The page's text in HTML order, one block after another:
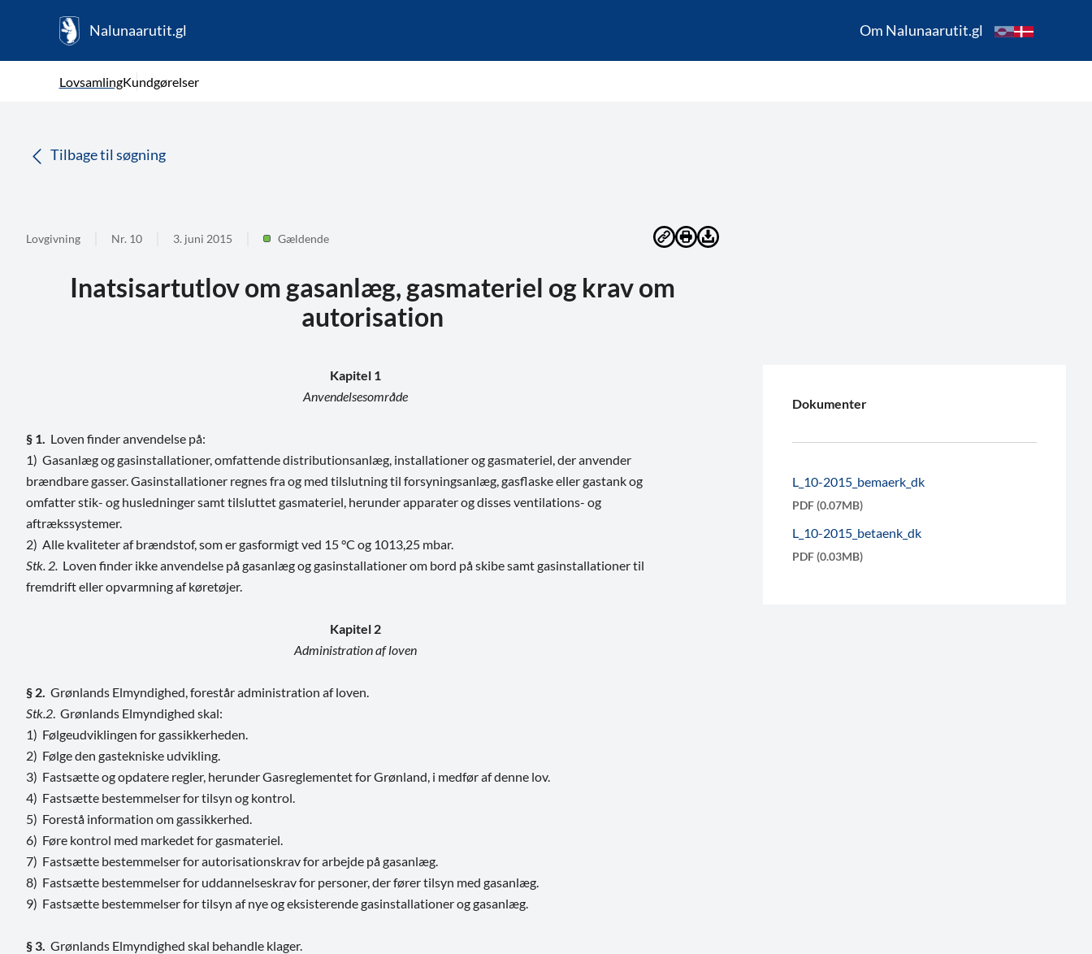
Nalunaarutit.gl Om Nalunaarutit.gl
LovsamlingKundgørelser
Tilbage til søgning
Lovgivning Nr. 10 3. juni 2015 Gældende
Inatsisartutlov om gasanlæg, gasmateriel og krav om
autorisation
Kapitel 1
Anvendelsesområde
§ 1. Loven finder anvendelse på:
1) Gasanlæg og gasinstallationer, omfattende distributionsanlæg, installationer og gasmateriel, der anvender
brændbare gasser. Gasinstallationer regnes fra og med tilslutning til forsyningsanlæg, gasflaske eller gastank og
omfatter stik- og husledninger samt tilsluttet gasmateriel, herunder apparater og disses ventilations- og
aftrækssystemer.
2) Alle kvaliteter af brændstof, som er gasformigt ved 15 °C og 1013,25 mbar.
Stk. 2. Loven finder ikke anvendelse på gasanlæg og gasinstallationer om bord på skibe samt gasinstallationer til
fremdrift eller opvarmning af køretøjer.
Kapitel 2
Administration af loven
§ 2. Grønlands Elmyndighed, forestår administration af loven.
Stk.2 . Grønlands Elmyndighed skal:
1) Følgeudviklingen for gassikkerheden.
2) Følge den gastekniske udvikling.
3) Fastsætte og opdatere regler, herunder Gasreglementet for Grønland, i medfør af denne lov.
4) Fastsætte bestemmelser for tilsyn og kontrol.
5) Forestå information om gassikkerhed.
6) Føre kontrol med markedet for gasmateriel.
7) Fastsætte bestemmelser for autorisationskrav for arbejde på gasanlæg.
8) Fastsætte bestemmelser for uddannelseskrav for personer, der fører tilsyn med gasanlæg.
9) Fastsætte bestemmelser for tilsyn af nye og eksisterende gasinstallationer og gasanlæg.
§ 3. Grønlands Elmyndighed skal behandle klager.
Dokumenter
L_10-2015_bemaerk_dk
PDF (0.07MB)
L_10-2015_betaenk_dk
PDF (0.03MB)